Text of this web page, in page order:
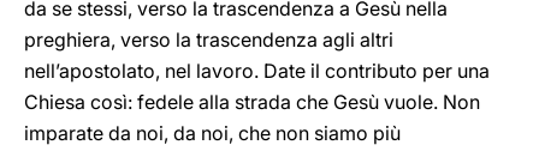
da se stessi, verso la trascendenza a Gesù nella
preghiera, verso la trascendenza agli altri
nell’apostolato, nel lavoro. Date il contributo per una
Chiesa così: fedele alla strada che Gesù vuole. Non
imparate da noi, da noi, che non siamo più